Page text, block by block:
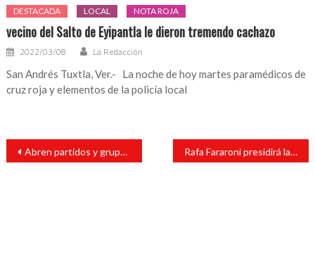
DESTACADA LOCAL NOTA ROJA
vecino del Salto de Eyipantla le dieron tremendo cachazo
2022/03/08 La Redacción
San Andrés Tuxtla, Ver.- La noche de hoy martes paramédicos de
cruz roja y elementos de la policía local
Navegación
entradas
Abren partidos y grupos legislativos diálogo en el Congreso del Estado Rafa Fararoni presidirá la comisión de Administración y presupuesto